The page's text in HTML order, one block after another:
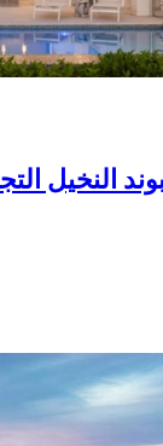
النخيل